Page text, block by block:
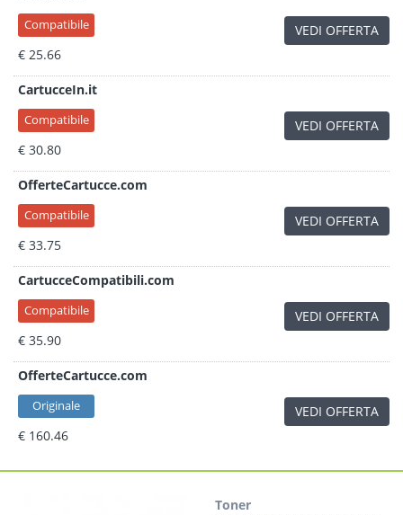
Compatibile
€ 25.66
VEDI OFFERTA
CartucceIn.it
Compatibile
€ 30.80
VEDI OFFERTA
OfferteCartucce.com
Compatibile
€ 33.75
VEDI OFFERTA
CartucceCompatibili.com
Compatibile
€ 35.90
VEDI OFFERTA
OfferteCartucce.com
Originale
€ 160.46
VEDI OFFERTA
Toner